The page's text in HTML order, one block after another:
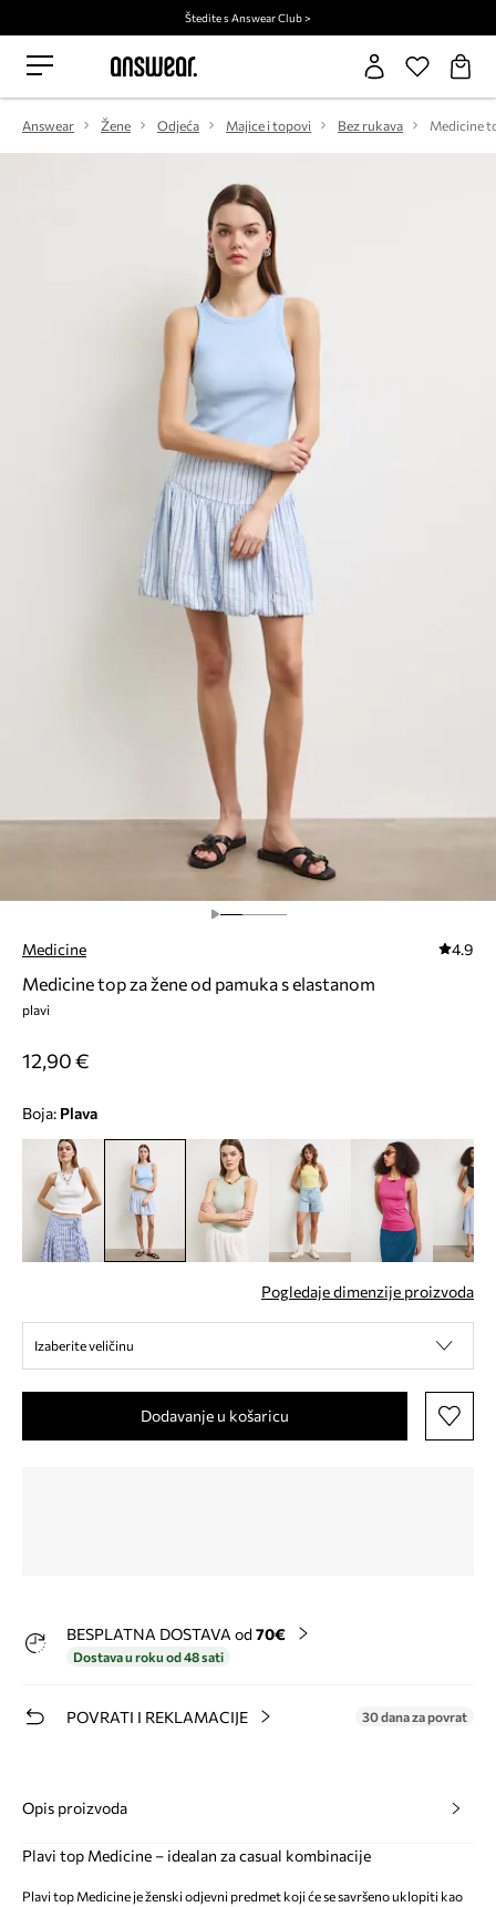
Štedite s Answear Club >
Answear Žene Odjeća Majice i topovi Bez rukava
Medicine 4.9
Medicine top za žene od pamuka s elastanom
plavi
12,90 €
Boja: plava
Pogledaje dimenzije proizvoda
Izaberite veličinu
Dodavanje u košaricu
BESPLATNA DOSTAVA od 70€
Dostava u roku od 48 sati
POVRATI I REKLAMACIJE 30 dana za povrat
Opis proizvoda
Plavi top Medicine – idealan za casual kombinacije
Plavi top Medicine je ženski odjevni predmet koji će se savršeno uklopiti kao